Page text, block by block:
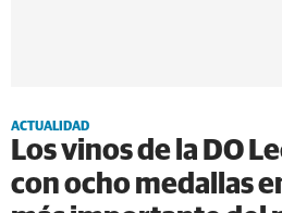
ACTUALIDAD
Los vinos de la DO
con ocho medallas